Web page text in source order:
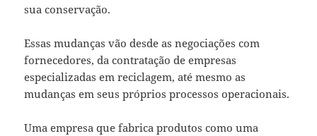
sua conservação.
Essas mudanças vão desde as negociações com
fornecedores, da contratação de empresas
especializadas em reciclagem, até mesmo as
mudanças em seus próprios processos operacionais.
Uma empresa que fabrica produtos como uma